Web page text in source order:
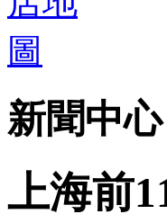
新聞中心
上海前